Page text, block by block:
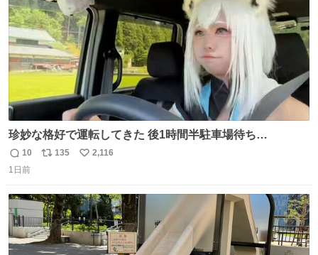
珍妙な格好で運転してきた 後1時間半駐車場待ち…
返
信
10
リ
ト
数
135
い
数
2,116
1日前